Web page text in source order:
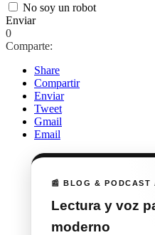
No soy un robot
Enviar
0
Comparte:
Share
Compartir
Enviar
Tweet
Gmail
Email
📰 BLOG & PODCAST
Lectura y voz
moderno